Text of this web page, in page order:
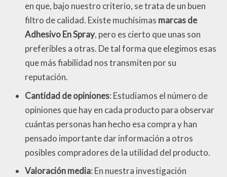
en que, bajo nuestro criterio, se trata de un buen
filtro de calidad. Existe muchísimas marcas de
Adhesivo En Spray, pero es cierto que unas son
preferibles a otras. De tal forma que elegimos esas
que más fiabilidad nos transmiten por su
reputación.
Cantidad de opiniones: Estudiamos el número de
opiniones que hay en cada producto para observar
cuántas personas han hecho esa compra y han
pensado importante dar información a otros
posibles compradores de la utilidad del producto.
Valoración media: En nuestra investigación